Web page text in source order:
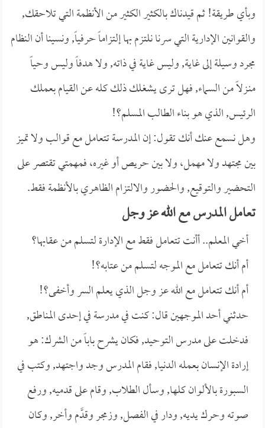
وبأي طريقة! ثم قيدناك بالكثير الكثير من الأنظمة التي تلاحقك,
والقوانين الإدارية التي سرنا نلتزم بها إلتزاماً حرفياً, ونسينا أن النظام
مجرد وسيلة إلى غاية, وليس غاية في ذاته, ولا هدفاً وليس وحياً
منـزلاً من السماء, فهل ترى يشغلك ذلك كله عن القيام بعملك
الرئيس, الذي هو بناء الطالب المسلم؟!
وهل نسمع عنك أنك تقول: إن المدرسة تتعامل مع قوالب ولا تميز
بين مجتهد ولا مهمل، ولا بين حريص أو غيره، فمهمتي تقتصر على
التحضير والتوقيع, والحضور والالتزام الظاهري بالأنظمة فقط.
تعامل المدرس مع الله عز وجل
أخي المعلم.. أأنت تتعامل فقط مع الإدارة لتسلم من عقابها؟
أم أنك تتعامل مع الموجه لتسلم من عتابه؟!
أم أنك تتعامل مع الله عز وجل الذي يعلم السر وأخفى؟!
حدثني أحد الموجهين قال: كنت في مدرسة في إحدى المناطق,
فدخلت على مدرس التوحيد, فكان يشرح باباً من الشرك: هو
إرادة الإنسان بعمله الدنيا, فقام المدرس وجد واجتهد, وكتب في
السبورة بالألوان كلها, وسأل الطلاب, وقام على قدميه, ورفع
صوته وحرك يديه, ودار في الفصل, وزمجر وقدَّم وأخر, وكان